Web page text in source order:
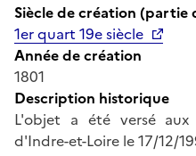
Siècle de création (partie
1er quart 19e siècle
Année de création
1801
Description historique
L'objet a été versé aux
d'Indre-et-Loire le 17/12/